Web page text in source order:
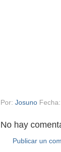
Por: Josuno Fecha:
No hay
Publicar un